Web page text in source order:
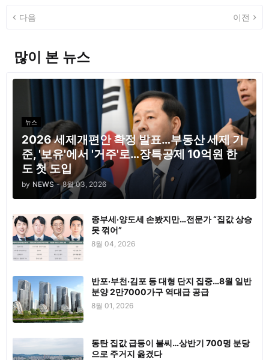
다음 이전
많이 본 뉴스
뉴스
2026 세제개편안 확정 발표…부동산 세제 기
준, '보유'에서 '거주'로…장특공제 10억원 한
도 첫 도입
by NEWS - 8월 03, 2026
종부세·양도세 손봤지만…전문가 “집값 상승
못 꺾어”
8월 04, 2026
반포·부천·김포 등 대형 단지 집중…8월 일반
분양 2만7000가구 역대급 공급
8월 01, 2026
동탄 집값 급등이 불씨…상반기 700명 분당
으로 주거지 옮겼다